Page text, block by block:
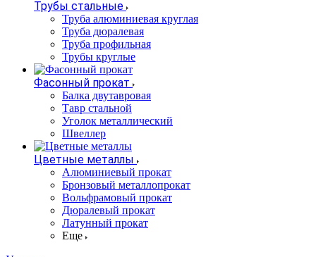
Трубы стальные
Труба алюминиевая круглая
Труба дюралевая
Труба профильная
Трубы круглые
Фасонный прокат
Балка двутавровая
Тавр стальной
Уголок металлический
Швеллер
Цветные металлы
Алюминиевый прокат
Бронзовый металлопрокат
Вольфрамовый прокат
Дюралевый прокат
Латунный прокат
Еще